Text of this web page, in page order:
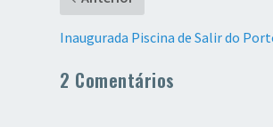
Inaugurada Piscina de Salir do
2 Comentários